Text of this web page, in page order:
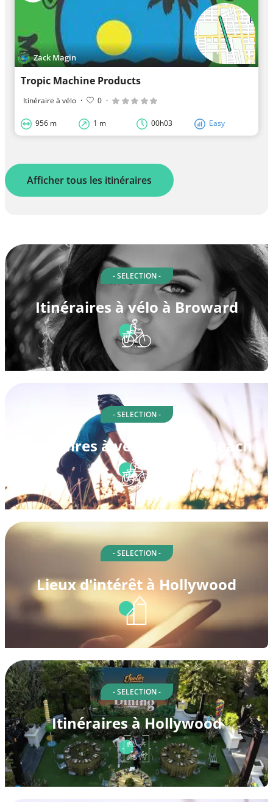
Zack Magin
Tropic Machine Products
Itinéraire à vélo · 0 ·
956 m 1 m 00h03 Easy
Afficher tous les itinéraires
- SELECTION -
Itinéraires à vélo à Broward
- SELECTION -
Itinéraires à vélo à Dania Beach
- SELECTION -
Lieux d'intérêt à Hollywood
- SELECTION -
Itinéraires à Hollywood